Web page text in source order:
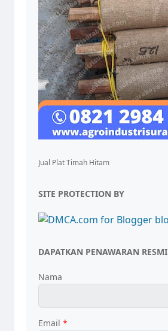
Jual Plat Timah Hitam
SITE PROTECTION BY
DAPATKAN PENAWARAN RESMI
Nama
Email *